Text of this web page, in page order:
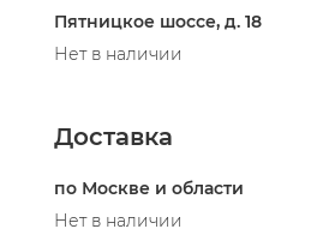
Пятницкое шоссе, д. 18
Нет в наличии
Доставка
по Москве и области
Нет в наличии